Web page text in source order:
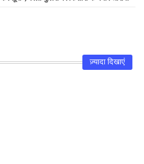
ज़्यादा दिखाएं